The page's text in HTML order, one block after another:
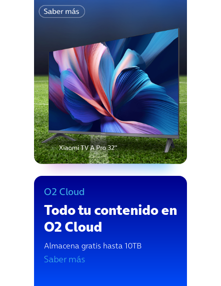
O2 Cloud
Todo tu contenido en
O2 Cloud
Almacena gratis hasta 10TB
Saber más